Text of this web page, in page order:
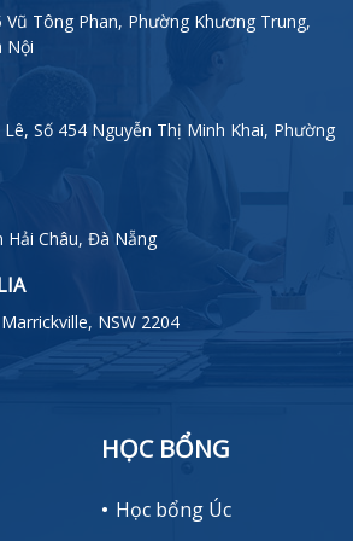
Vũ Tông Phan, Phường Khương Trung,
Nội
Số 454 Nguyễn Thị Minh Khai, Phường
Hải Châu, Đà Nẵng
NSW 2204
HỌC BỔNG
Học bổng Úc